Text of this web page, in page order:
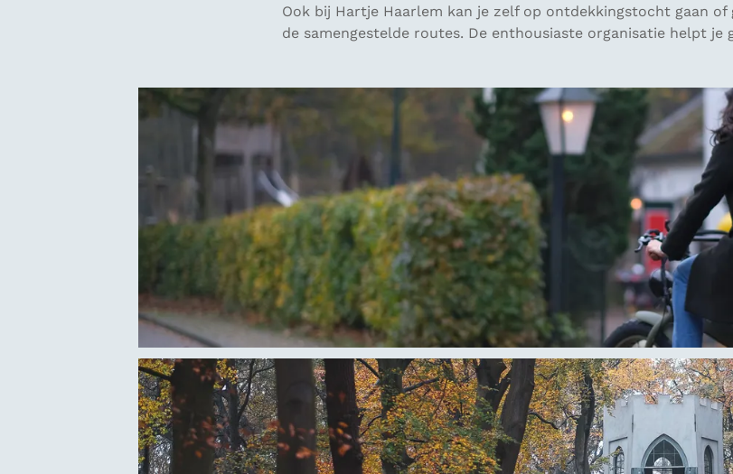
Ook bij Hartje Haarlem kan je zelf op ontdekkingstocht gaan of
de samengestelde routes. De enthousiaste organisatie helpt je